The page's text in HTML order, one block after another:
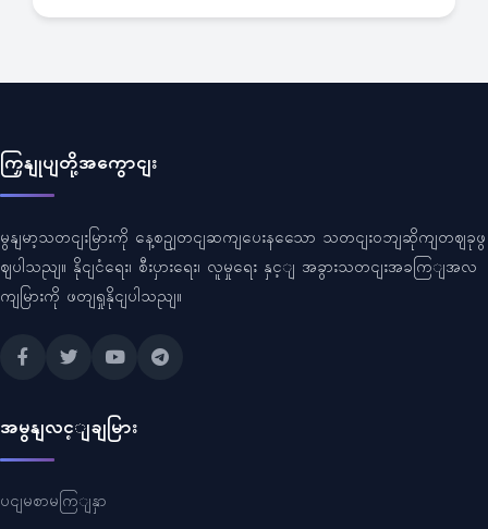
ကြှနျုပျတို့အကွောငျး
မွနျမာ့သတငျးမြားကို နေ့စဥျတငျဆကျပေးနသေော သတငျးဝဘျဆိုကျတဈခုဖွ
ဈပါသညျ။ နိုငျငံရေး၊ စီးပှားရေး၊ လူမှုရေး နှင့ျ အခွားသတငျးအခကြျအလ
ကျမြားကို ဖတျရှုနိုငျပါသညျ။
အမွနျလင့ျချမြား
ပငျမစာမကြျနှာ